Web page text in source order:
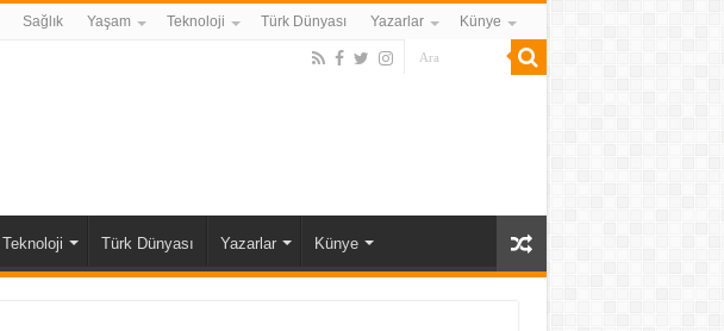
Sağlık Yaşam Teknoloji Türk Dünyası Yazarlar Künye
Teknoloji Türk Dünyası Yazarlar Künye